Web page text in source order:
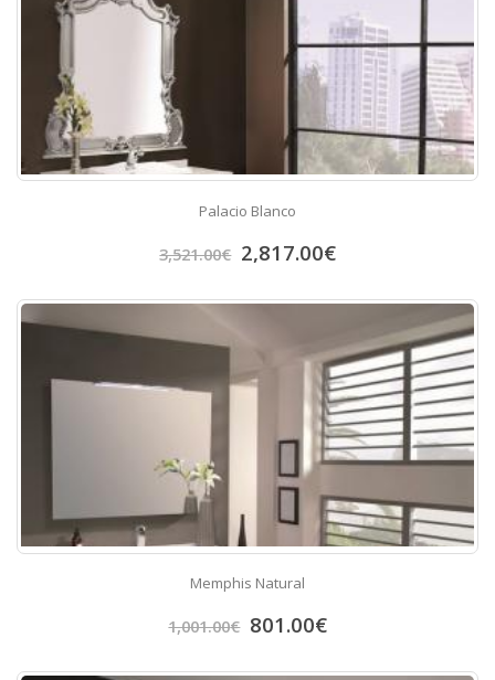
Palacio Blanco
3,521.00€ 2,817.00€
Memphis Natural
1,001.00€ 801.00€